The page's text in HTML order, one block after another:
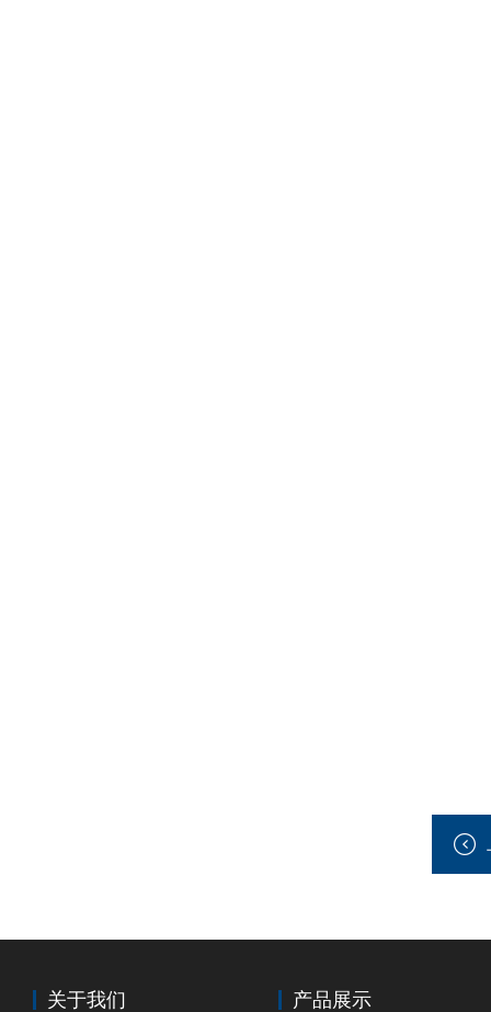
关于我们 产品展示